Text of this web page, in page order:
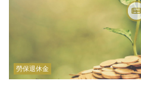
勞保退休金